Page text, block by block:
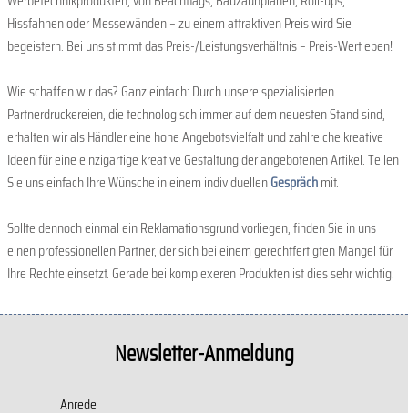
Hissfahnen oder Messewänden – zu einem attraktiven Preis wird Sie
begeistern. Bei uns stimmt das Preis-/Leistungsverhältnis – Preis-Wert eben!
Wie schaffen wir das? Ganz einfach: Durch unsere spezialisierten
Partnerdruckereien, die technologisch immer auf dem neuesten Stand sind,
erhalten wir als Händler eine hohe Angebotsvielfalt und zahlreiche kreative
Ideen für eine einzigartige kreative Gestaltung der angebotenen Artikel. Teilen
Sie uns einfach Ihre Wünsche in einem individuellenGesprächmit.
Sollte dennoch einmal ein Reklamationsgrund vorliegen, finden Sie in uns
einen professionellen Partner, der sich bei einem gerechtfertigten Mangel für
Ihre Rechte einsetzt. Gerade bei komplexeren Produkten ist dies sehr wichtig.
Newsletter-Anmeldung
Anrede